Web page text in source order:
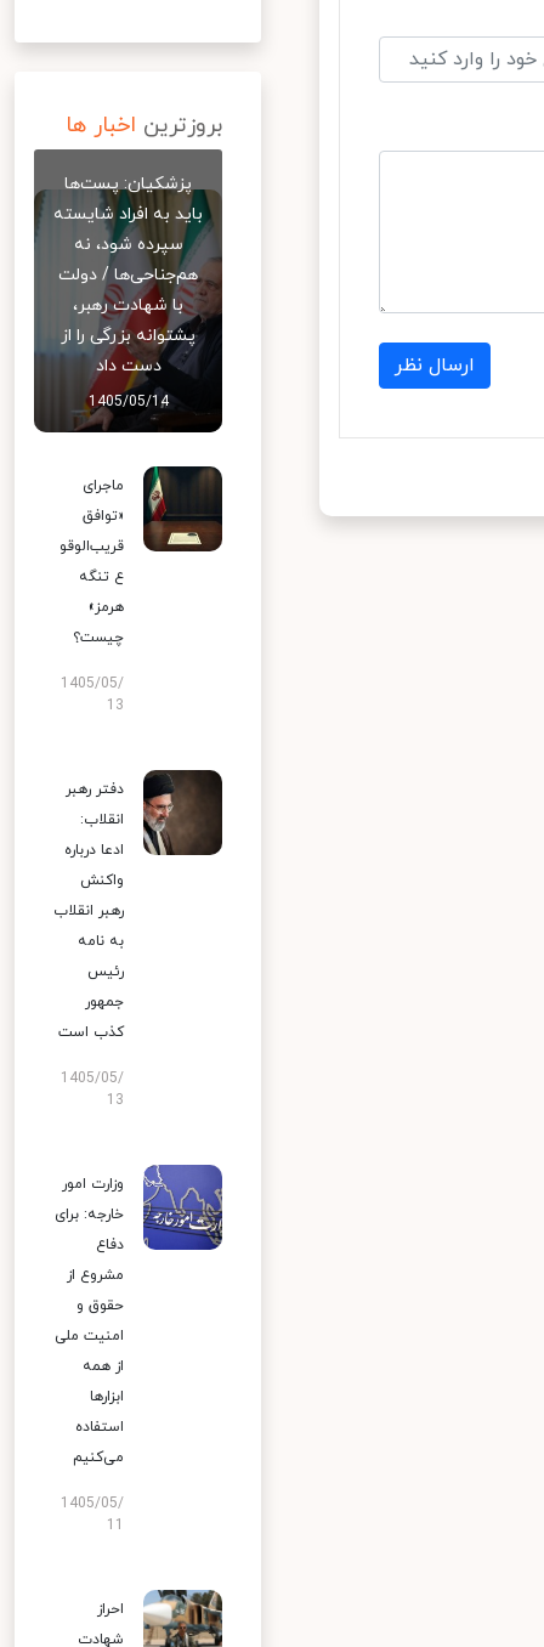
ارسال نظر
بروزترین اخبار ها
پزشکیان: پست‌ها
باید به افراد شایسته
سپرده شود، نه
هم‌جناحی‌ها / دولت
با شهادت رهبر،
پشتوانه بزرگی را از
دست داد
1405/05/14
ماجرای
«توافق
قریب‌الوقو
ع تنگه
هرمز»
چیست؟
1405/05/
13
دفتر رهبر
انقلاب:
ادعا درباره
واکنش
رهبر انقلاب
به نامه
رئیس
جمهور
کذب است
1405/05/
13
وزارت امور
خارجه: برای
دفاع
مشروع از
حقوق و
امنیت ملی
از همه
ابزارها
استفاده
می‌کنیم
1405/05/
احراز
شهادت